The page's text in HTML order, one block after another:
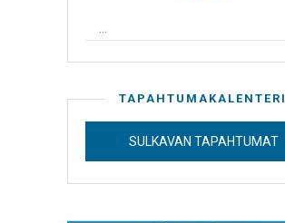
TAPAHTUMAKALENTERI
SULKAVAN TAPAHTUMAT